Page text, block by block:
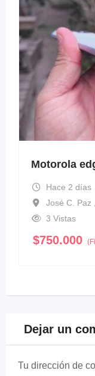
Motorola
Hace 2 días
José C. Paz
3 Vistas
$750.000
Dejar un
Tu dirección de